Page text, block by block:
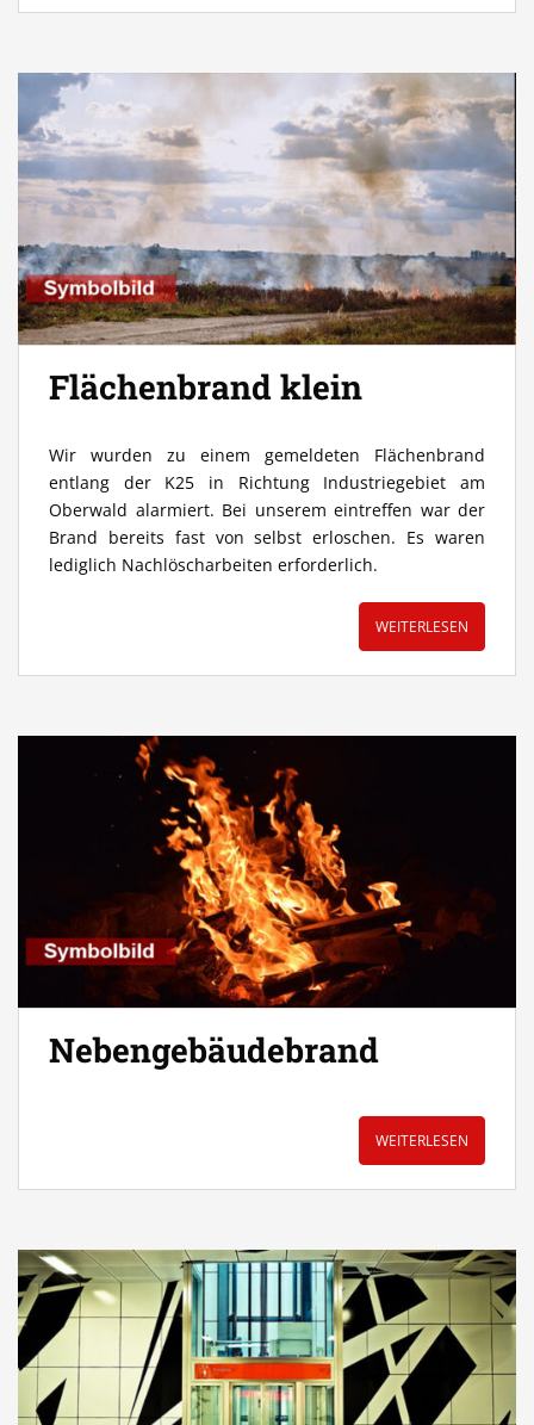
Flächenbrand klein
Wir wurden zu einem gemeldeten Flächenbrand
entlang der K25 in Richtung Industriegebiet am
Oberwald alarmiert. Bei unserem eintreffen war der
Brand bereits fast von selbst erloschen. Es waren
lediglich Nachlöscharbeiten erforderlich.
WEITERLESEN
Nebengebäudebrand
WEITERLESEN